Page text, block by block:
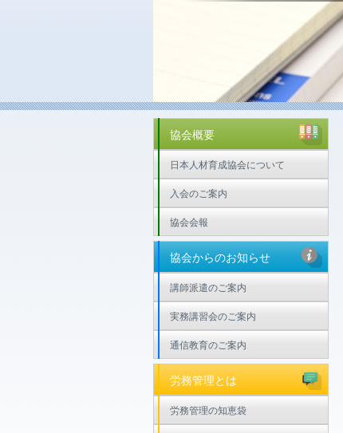
協会概要
日本人材育成協会について
入会のご案内
協会会報
協会からのお知らせ
講師派遣のご案内
実務講習会のご案内
通信教育のご案内
労務管理とは
労務管理の知恵袋